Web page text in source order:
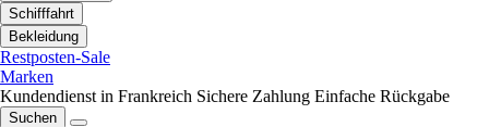
Schifffahrt
Bekleidung
Restposten-Sale
Marken
Kundendienst in Frankreich Sichere Zahlung Einfache Rückgabe
Suchen